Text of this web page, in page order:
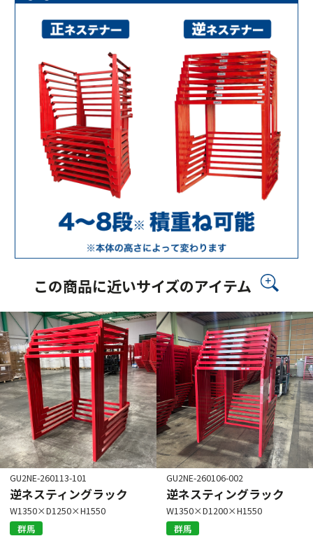
この商品に近いサイズのアイテム
GU2NE-260113-101
逆ネスティングラック
W1350×D1250×H1550
群馬
GU2NE-260106-002
逆ネスティングラック
W1350×D1200×H1550
群馬